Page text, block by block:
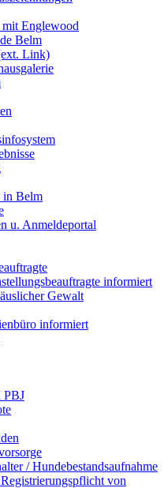
mit Englewood
Belm
Link)
in Belm
u. Anmeldeportal
informiert
Gewalt
informiert
PBJ
/ Hundebestandsaufnahme
von